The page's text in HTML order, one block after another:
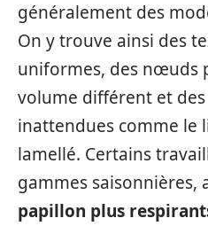
généralement des
On y trouve ainsi des
uniformes, des nœuds
volume différent et
inattendues comme le
lamellé. Certains
gammes saisonnières,
papillon plus